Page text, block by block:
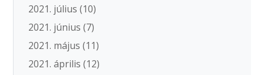
2021. július (10)
2021. június (7)
2021. május (11)
2021. április (12)